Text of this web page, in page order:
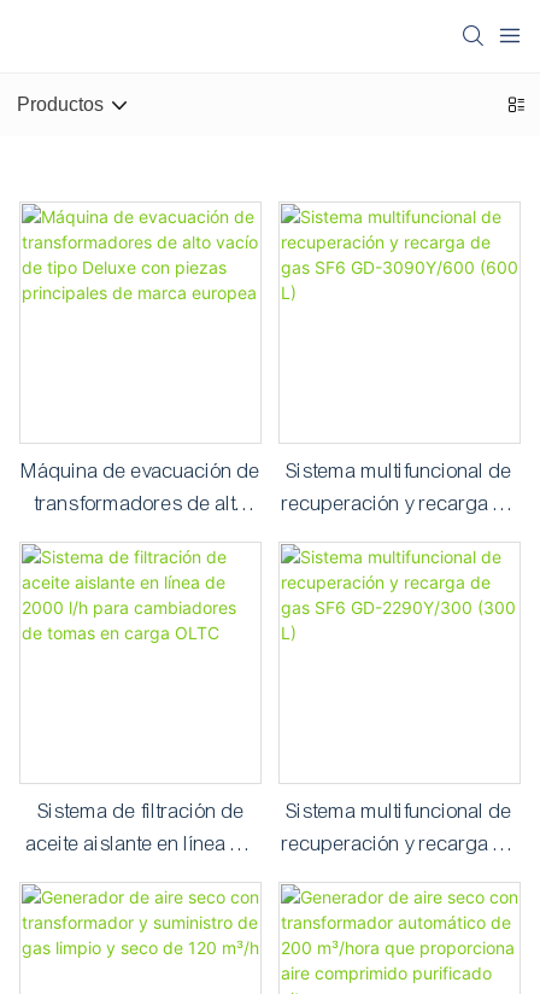
Productos
Máquina de evacuación de
transformadores de alto
vacío de tipo Deluxe con
piezas principales de
marca europea
Sistema multifuncional de
recuperación y recarga de
gas SF6 GD-3090Y/600
(600 L)
Sistema de filtración de
aceite aislante en línea de
2000 l/h para cambiadores
de tomas en carga OLTC
Sistema multifuncional de
recuperación y recarga de
gas SF6 GD-2290Y/300
(300 L)